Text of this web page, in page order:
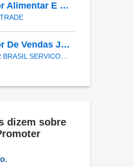
Promotor Alimentar E Farma JR - COBERTURA DE AFASTAMENTO _ GUARULHOS_SP
Promotor De Vendas JR - TABOÃO DA SERRA - COBERTURA DE FERIAS
dizem sobre